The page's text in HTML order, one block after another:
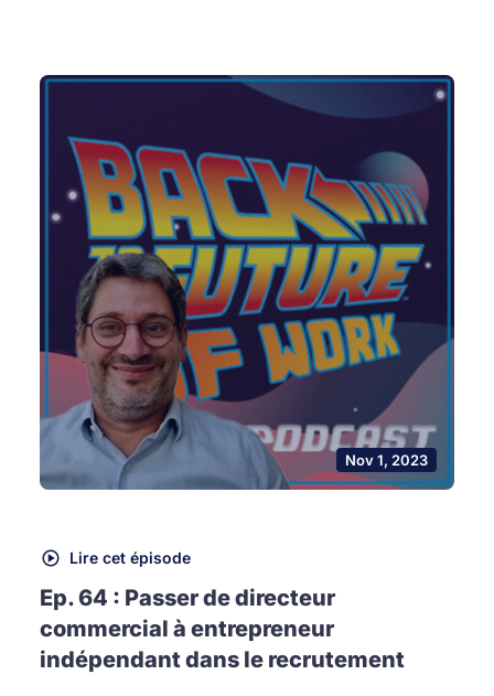
Nov 1, 2023
Lire cet épisode
Ep. 64 : Passer de directeur
commercial à entrepreneur
indépendant dans le recrutement